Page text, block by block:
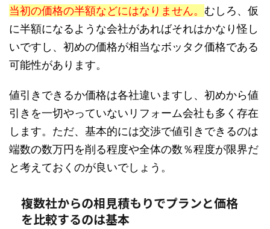
当初の価格の半額などにはなりません。 むしろ、仮
に半額になるような会社があればそれはかなり怪し
いですし、初めの価格が相当なボッタク価格である
可能性があります。
値引きできるか価格は各社違いますし、初めから値
引きを一切やっていないリフォーム会社も多く存在
します。ただ、基本的には交渉で値引きできるのは
端数の数万円を削る程度や全体の数％程度が限界だ
と考えておくのが良いでしょう。
複数社からの相見積もりでプランと価格
を比較するのは基本